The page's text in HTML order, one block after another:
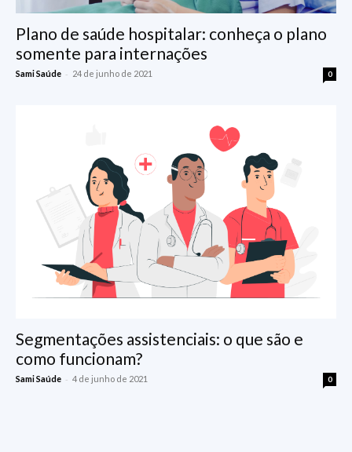
Plano de saúde hospitalar: conheça o plano
somente para internações
Sami Saúde - 24 de junho de 2021 0
Segmentações assistenciais: o que são e
como funcionam?
Sami Saúde - 4 de junho de 2021 0